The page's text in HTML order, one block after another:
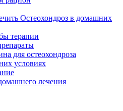
Остеохондроз в домашних
терапии
для остеохондроза
условиях
лечения